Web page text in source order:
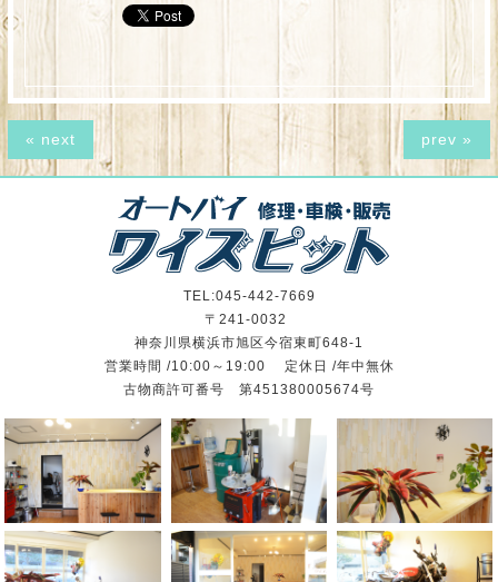
« next prev »
TEL:045-442-7669
〒241-0032
神奈川県横浜市旭区今宿東町648-1
営業時間 /10:00～19:00 定休日 /年中無休
古物商許可番号 第451380005674号